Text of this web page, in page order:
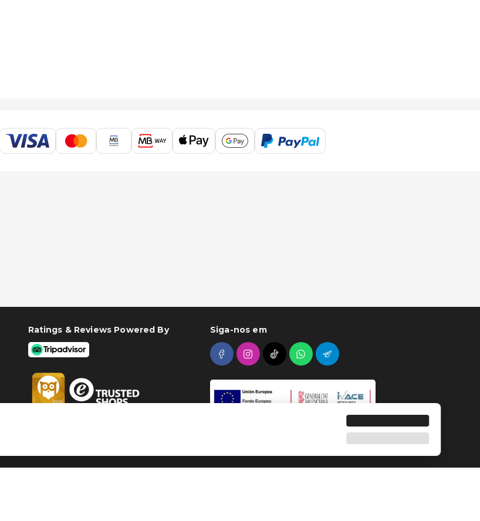
Ratings & Reviews Powered By Siga-nos em